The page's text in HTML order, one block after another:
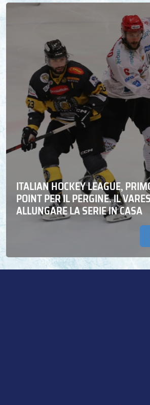
ITALIAN HOCKEY LEAGUE,
POINT PER IL PERGINE. IL
ALLUNGARE LA SERIE IN CASA